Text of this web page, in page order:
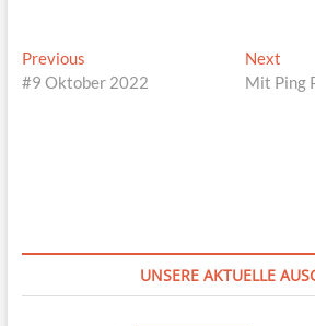
Beitragsnavigation
PreviousPrevious
post:
#9 Oktober 2022
Next
Mit Ping
UNSERE AKTUELLE